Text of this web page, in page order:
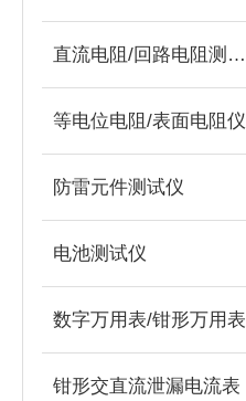
直流电阻/回路电阻测试仪
等电位电阻/表面电阻仪
防雷元件测试仪
电池测试仪
数字万用表/钳形万用表
钳形交直流泄漏电流表